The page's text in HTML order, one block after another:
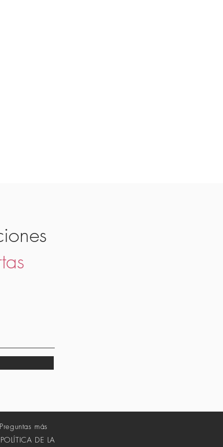
Preguntas más
POLÍTICA DE LA